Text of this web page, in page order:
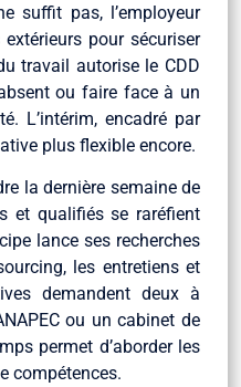
suffit pas, l’employeur
pour sécuriser
travail autorise le CDD
ou faire face à un
L’intérim, encadré par
plus flexible encore.
la dernière semaine de
et qualifiés se raréfient
lance ses recherches
les entretiens et
demandent deux à
ou un cabinet de
permet d’aborder les
compétences.